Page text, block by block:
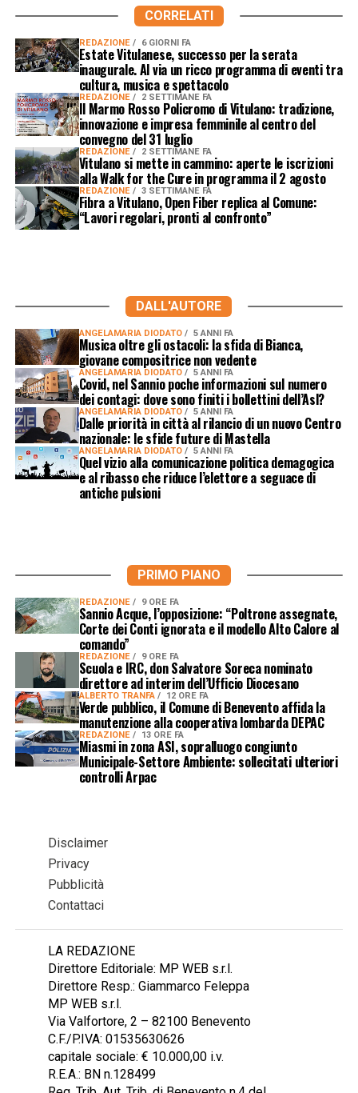
CORRELATI
REDAZIONE 6 GIORNI FA
Estate Vitulanese, successo per la serata
inaugurale. Al via un ricco programma di eventi tra
cultura, musica e spettacolo
REDAZIONE 2 SETTIMANE FA
Il Marmo Rosso Policromo di Vitulano: tradizione,
innovazione e impresa femminile al centro del
convegno del 31 luglio
REDAZIONE 2 SETTIMANE FA
Vitulano si mette in cammino: aperte le iscrizioni
alla Walk for the Cure in programma il 2 agosto
REDAZIONE 3 SETTIMANE FA
Fibra a Vitulano, Open Fiber replica al Comune:
“Lavori regolari, pronti al confronto”
DALL'AUTORE
ANGELAMARIA DIODATO 5 ANNI FA
Musica oltre gli ostacoli: la sfida di Bianca,
giovane compositrice non vedente
ANGELAMARIA DIODATO 5 ANNI FA
Covid, nel Sannio poche informazioni sul numero
dei contagi: dove sono finiti i bollettini dell’Asl?
ANGELAMARIA DIODATO 5 ANNI FA
Dalle priorità in città al rilancio di un nuovo Centro
nazionale: le sfide future di Mastella
ANGELAMARIA DIODATO 5 ANNI FA
Quel vizio alla comunicazione politica demagogica
e al ribasso che riduce l’elettore a seguace di
antiche pulsioni
PRIMO PIANO
REDAZIONE 9 ORE FA
Sannio Acque, l’opposizione: “Poltrone assegnate,
Corte dei Conti ignorata e il modello Alto Calore al
comando”
REDAZIONE 9 ORE FA
Scuola e IRC, don Salvatore Soreca nominato
direttore ad interim dell’Ufficio Diocesano
ALBERTO TRANFA 12 ORE FA
Verde pubblico, il Comune di Benevento affida la
manutenzione alla cooperativa lombarda DEPAC
REDAZIONE 13 ORE FA
Miasmi in zona ASI, sopralluogo congiunto
Municipale-Settore Ambiente: sollecitati ulteriori
controlli Arpac
Disclaimer
Privacy
Pubblicità
Contattaci
LA REDAZIONE
Direttore Editoriale: MP WEB s.r.l.
Direttore Resp.: Giammarco Feleppa
MP WEB s.r.l.
Via Valfortore, 2 – 82100 Benevento
C.F./P.IVA: 01535630626
capitale sociale: € 10.000,00 i.v.
R.E.A.: BN n.128499